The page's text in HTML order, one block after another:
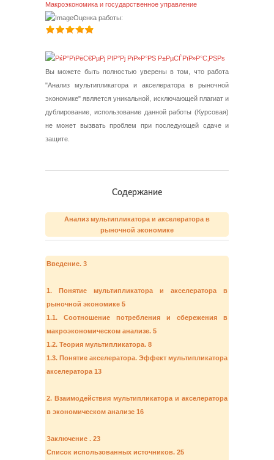
Макроэкономика и государственное управление
Оценка работы:
Вы можете быть полностью уверены в том, что работа
"Анализ мультипликатора и акселератора в рыночной
экономике" является уникальной, исключающей плагиат и
дублирование, использование данной работы (Курсовая)
не может вызвать проблем при последующей сдаче и
защите.
Содержание
Анализ мультипликатора и акселератора в
рыночной экономике
Введение. 3
1. Понятие мультипликатора и акселератора в
рыночной экономике 5
1.1. Соотношение потребления и сбережения в
макроэкономическом анализе. 5
1.2. Теория мультипликатора. 8
1.3. Понятие акселератора. Эффект мультипликатора
акселератора 13
2. Взаимодействия мультипликатора и акселератора
в экономическом анализе 16
Заключение . 23
Список использованных источников. 25